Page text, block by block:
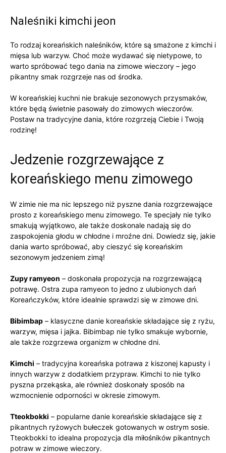
Naleśniki kimchi jeon
To rodzaj koreańskich naleśników, które są smażone z kimchi i
mięsa lub warzyw. Choć może⁣ wydawać się nietypowe, ⁤to ​
warto spróbować tego⁤ dania na zimowe​ wieczory – jego ​
pikantny smak rozgrzeje nas od środka.
W⁣ koreańskiej kuchni nie brakuje ‍sezonowych przysmaków,
które będą świetnie pasowały do⁤ zimowych wieczorów. ​
Postaw na ‌tradycyjne dania, które rozgrzeją ⁢Ciebie i Twoją
rodzinę!
Jedzenie ‌rozgrzewające z
koreańskiego menu zimowego
W zimie nie⁢ ma nic lepszego niż pyszne dania rozgrzewające
prosto ⁣z koreańskiego menu zimowego. Te specjały nie tylko
⁤smakują⁣ wyjątkowo, ale także doskonale nadają się do
zaspokojenia głodu ‌w chłodne i mroźne dni. Dowiedz się, jakie
‍dania ⁣warto spróbować, aby cieszyć się ⁢koreańskim
sezonowym jedzeniem⁤ zimą!
Zupy ramyeon – doskonała⁤ propozycja⁤ na rozgrzewającą ​
potrawę. Ostra ‍zupa ramyeon to jedno z ulubionych dań
‍Koreańczyków, ⁣które idealnie sprawdzi się w zimowe⁢ dni.
Bibimbap – klasyczne danie ‍koreańskie składające się z ryżu,
warzyw, mięsa i jajka. Bibimbap nie tylko smakuje ⁣wybornie,
⁤ale także rozgrzewa⁣ organizm‍ w chłodne dni.
Kimchi – tradycyjna ⁣koreańska potrawa z kiszonej kapusty i
innych warzyw⁣ z ‌dodatkiem przypraw. ‌Kimchi to‌ nie tylko
‌pyszna przekąska,‍ ale również doskonały ⁣sposób na
wzmocnienie odporności w okresie zimowym.
Tteokbokki – ⁤popularne⁣ danie ⁢koreańskie składające się z
‌pikantnych ​ryżowych‌ bułeczek gotowanych w ostrym ⁤sosie.
Tteokbokki to idealna propozycja dla miłośników‍ pikantnych
potraw w zimowe⁣ wieczory.